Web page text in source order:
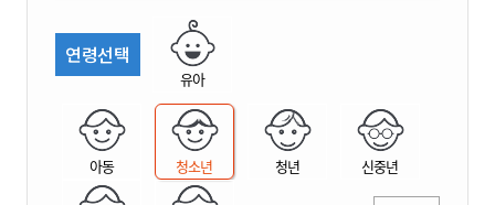
연령선택
유아
아동 청소년 청년 신중년